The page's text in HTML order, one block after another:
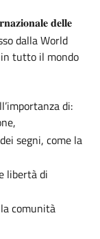
𝐝𝐞𝐥𝐥𝐞
dallaWorld
in tutto il mondo
di:
segni, come la
libertà di
comunità